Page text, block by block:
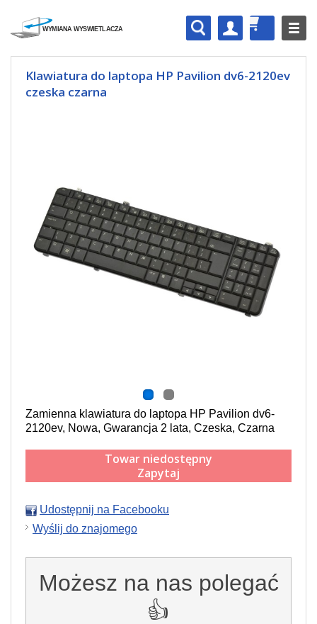
Klawiatura do laptopa HP Pavilion dv6-2120ev
czeska czarna
Zamienna klawiatura do laptopa HP Pavilion dv6-
2120ev, Nowa, Gwarancja 2 lata, Czeska, Czarna
Towar niedostępny
Zapytaj
Udostępnij na Facebooku
Wyślij do znajomego
Możesz na nas polegać
👍